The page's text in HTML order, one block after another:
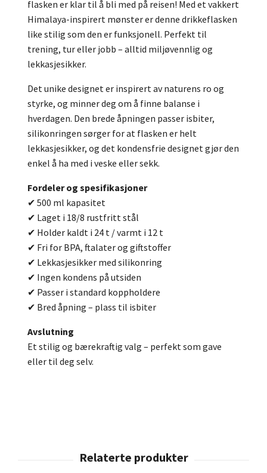
flasken er klar til å bli med på reisen! Med et vakkert
Himalaya-inspirert mønster er denne drikkeflasken
like stilig som den er funksjonell. Perfekt til
trening, tur eller jobb – alltid miljøvennlig og
lekkasjesikker.
Det unike designet er inspirert av naturens ro og
styrke, og minner deg om å finne balanse i
hverdagen. Den brede åpningen passer isbiter,
silikonringen sørger for at flasken er helt
lekkasjesikker, og det kondensfrie designet gjør den
enkel å ha med i veske eller sekk.
Fordeler og spesifikasjoner
✔ 500 ml kapasitet
✔ Laget i 18/8 rustfritt stål
✔ Holder kaldt i 24 t / varmt i 12 t
✔ Fri for BPA, ftalater og giftstoffer
✔ Lekkasjesikker med silikonring
✔ Ingen kondens på utsiden
✔ Passer i standard koppholdere
✔ Bred åpning – plass til isbiter
Avslutning
Et stilig og bærekraftig valg – perfekt som gave
eller til deg selv.